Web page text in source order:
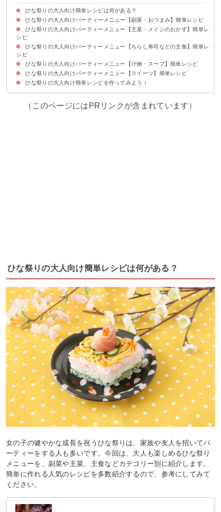
ひな祭りの大人向け簡単レシピは何がある？
ひな祭りの大人向けパーティーメニュー【副菜・おつまみ】簡単レシピ
➀サーモンとアボカドのごちそうサラダ
➁大根と鮭の花びら餅風
➂菜の花入り卯の花
④はまぐりのオーブン焼き
ひな祭りの大人向けパーティーメニュー【主菜・メインのおかず】簡単レ
シピ
➀ごちそう鯛のアクアパッツァ
➁ハーブ香る鯛のオーブン焼き
➂簡単ローストビーフ
④ごちそうミートローフ
ひな祭りの大人向けパーティーメニュー【ちらし寿司などの主食】簡単レ
シピ
➀簡単ちらし寿司
➁大人女子のひな祭り寿司
➂サーモンのごちそういなり
ひな祭りの大人向けパーティーメニュー【汁物・スープ】簡単レシピ
➀はまぐりのお吸い物
➁えびと春野菜のごちそうスープ
➂アスパラガスと塩こうじのポタージュ
ひな祭りの大人向けパーティーメニュー【スイーツ】簡単レシピ
➀ひし餅風ムースケーキ
➁切り餅で簡単いちご大福
➂甘酒のプリン
ひな祭りの大人向け簡単レシピを作ってみよう！
（このページにはPRリンクが含まれています）
ひな祭りの大人向け簡単レシピは何がある？
女の子の健やかな成長を祝うひな祭りは、家族や友人を招いてパ
ーティーをする人も多いです。今回は、大人も楽しめるひな祭り
メニューを、副菜や主菜、主食などカテゴリー別に紹介します。
簡単に作れる人気のレシピを多数紹介するので、参考にしてみて
ください。